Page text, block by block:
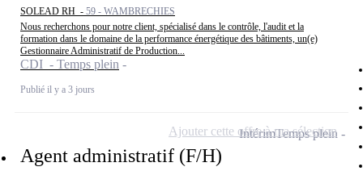
SOLEAD RH - 59 - WAMBRECHIES
Nous recherchons pour notre client, spécialisé dans le contrôle, l'audit et la
formation dans le domaine de la performance énergétique des bâtiments, un(e)
Gestionnaire Administratif de Production...
CDI - Temps plein
Publié il y a 3 jours
Agent administratif (F/H)
IntérimTemps plein
Ajouter cette offre à ma sélection